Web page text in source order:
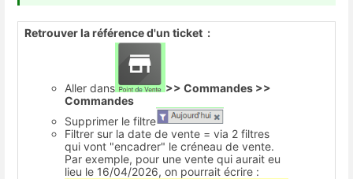
Retrouver la référence d'un ticket :
Aller dans
>> Commandes >>
Commandes
Supprimer le filtre
Filtrer sur la date de vente = via 2 filtres
qui vont "encadrer" le créneau de vente.
Par exemple, pour une vente qui aurait eu
lieu le 16/04/2026, on pourrait écrire :